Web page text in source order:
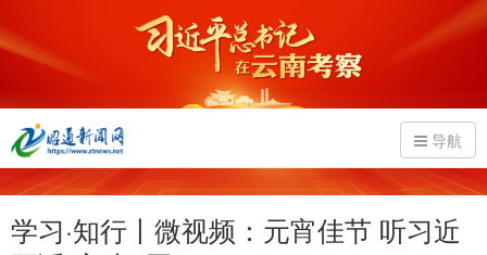
导航
学习·知行丨微视频：元宵佳节 听习近